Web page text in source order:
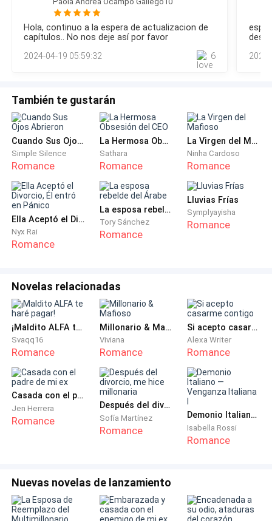
abanico y tirarle aire en la cara a mi madre para que no
terminara con un infarto mientras Kiara le pedía que se
tranquilizara e intentaba cambiar su vaso de whiskey por
una taza de té. Y yo como un inútil sentado en el sofá sin
poder moverme, a penas respiro porque hasta eso
Hola, continuo a la espera de actualizacion de
capítulos.. No nos deje así por favor
2024-04-19 05:59:32
6
También te gustarán
Cuando Sus Ojos Abrieron
Simple Silence
Romance
La Hermosa Obsesión del CEO
Sathara
Romance
La Virgen del Mafioso
Ninha Cardoso
Romance
Ella Aceptó el Divorcio, Él entró en Pánico
Nyx Rai
Romance
La esposa rebelde del Árabe
Tory Sánchez
Romance
Lluvias Frías
Symplyayisha
Romance
Novelas relacionadas
¡Maldito ALFA te haré pagar!
Svaqq16
Romance
Millonario & Mafioso
Viviana
Romance
Si acepto casarme contigo
Alexa Writer
Romance
Casada con el padre de mi ex
Jen Herrera
Romance
Después del divorcio, me hice millonaria
Sofía Martínez
Romance
Demonio Italiano — Venganza Italiana I
Isabella Rossi
Romance
Nuevas novelas de lanzamiento